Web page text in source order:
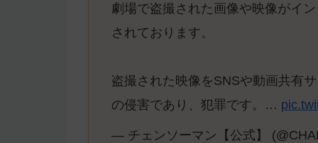
劇場で盗撮された画像や映像がイ
されております。
盗撮された映像をSNSや動画共有
の侵害であり、犯罪です。…
— チェンソーマン【公式】